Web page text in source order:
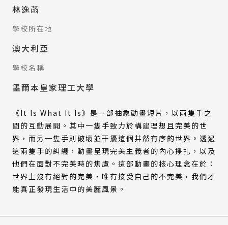
林逸菡
學校所在地
澳大利亞
學校名稱
墨爾本皇家理工大學
《It Is What It Is》是一部抽象動畫短片，以兩隻手之
間的互動展開。其中一隻手致力於構建理想且完美的世
界，而另一隻手則破壞並干擾這個井然有序的世界。透過
這兩隻手的糾纏，動畫呈現完美主義者的內心掙扎，以及
他們在面對不完美時的焦慮。這部動畫的核心理念在於：
世界上沒有絕對的完美，唯有接受自己的不完美，我們才
能真正發現生活中的美麗風景。